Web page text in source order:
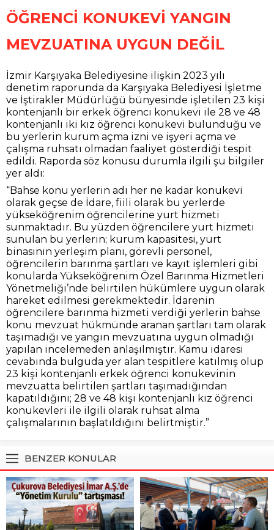
ÖĞRENCİ KONUKEVİ YANGIN
MEVZUATINA UYGUN DEĞİL
İzmir Karşıyaka Belediyesine ilişkin 2023 yılı
denetim raporunda da Karşıyaka Belediyesi İşletme
ve İştirakler Müdürlüğü bünyesinde işletilen 23 kişi
kontenjanlı bir erkek öğrenci konukevi ile 28 ve 48
kontenjanlı iki kız öğrenci konukevi bulunduğu ve
bu yerlerin kurum açma izni ve işyeri açma ve
çalışma ruhsatı olmadan faaliyet gösterdiği tespit
edildi. Raporda söz konusu durumla ilgili şu bilgiler
yer aldı:
“Bahse konu yerlerin adı her ne kadar konukevi
olarak geçse de İdare, fiili olarak bu yerlerde
yükseköğrenim öğrencilerine yurt hizmeti
sunmaktadır. Bu yüzden öğrencilere yurt hizmeti
sunulan bu yerlerin; kurum kapasitesi, yurt
binasının yerleşim planı, görevli personel,
öğrencilerin barınma şartları ve kayıt işlemleri gibi
konularda Yükseköğrenim Özel Barınma Hizmetleri
Yönetmeliği’nde belirtilen hükümlere uygun olarak
hareket edilmesi gerekmektedir. İdarenin
öğrencilere barınma hizmeti verdiği yerlerin bahse
konu mevzuat hükmünde aranan şartları tam olarak
taşımadığı ve yangın mevzuatına uygun olmadığı
yapılan incelemeden anlaşılmıştır. Kamu idaresi
cevabında bulguda yer alan tespitlere katılmış olup
23 kişi kontenjanlı erkek öğrenci konukevinin
mevzuatta belirtilen şartları taşımadığından
kapatıldığını; 28 ve 48 kişi kontenjanlı kız öğrenci
konukevleri ile ilgili olarak ruhsat alma
çalışmalarının başlatıldığını belirtmiştir.”
BENZER KONULAR